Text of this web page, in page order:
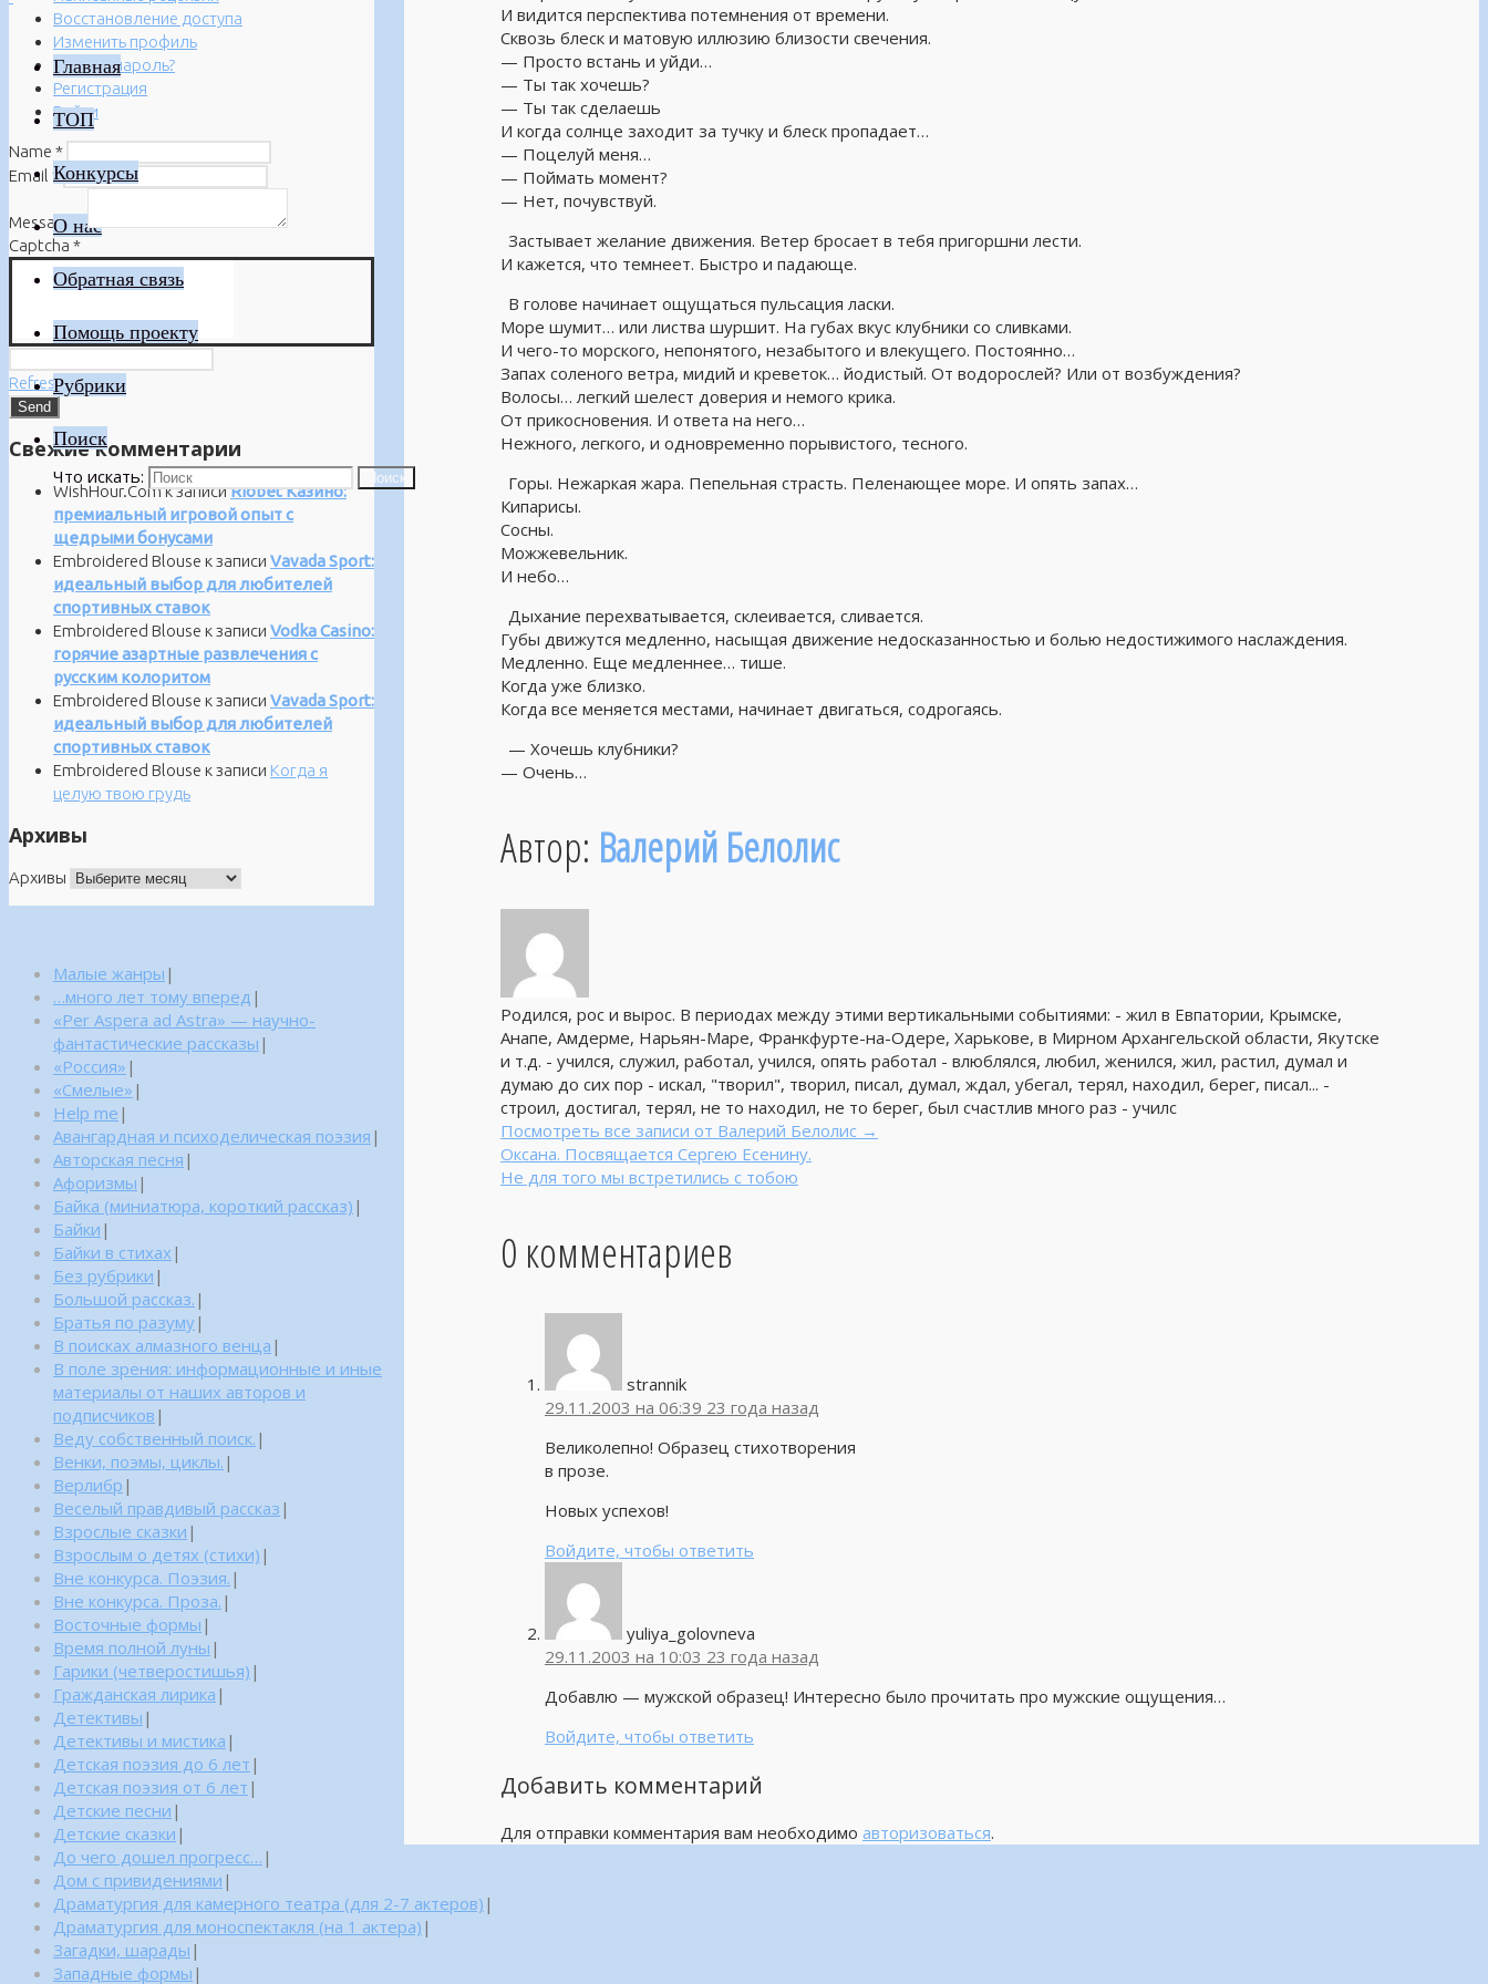
Главная
ТОП
Конкурсы
О нас
Обратная связь
Помощь проекту
Рубрики
Поиск
Что искать: Поиск
И видится перспектива потемнения от времени.
Сквозь блеск и матовую иллюзию близости свечения.
— Просто встань и уйди…
— Ты так хочешь?
— Ты так сделаешь
И когда солнце заходит за тучку и блеск пропадает…
— Поцелуй меня…
— Поймать момент?
— Нет, почувствуй.
Застывает желание движения. Ветер бросает в тебя пригоршни лести.
И кажется, что темнеет. Быстро и падающе.
В голове начинает ощущаться пульсация ласки.
Море шумит… или листва шуршит. На губах вкус клубники со сливками.
И чего-то морского, непонятого, незабытого и влекущего. Постоянно…
Запах соленого ветра, мидий и креветок… йодистый. От водорослей? Или от возбуждения?
Волосы… легкий шелест доверия и немого крика.
От прикосновения. И ответа на него…
Нежного, легкого, и одновременно порывистого, тесного.
Горы. Нежаркая жара. Пепельная страсть. Пеленающее море. И опять запах…
Кипарисы.
Сосны.
Можжевельник.
И небо…
Дыхание перехватывается, склеивается, сливается.
Губы движутся медленно, насыщая движение недосказанностью и болью недостижимого наслаждения.
Медленно. Еще медленнее… тише.
Когда уже близко.
Когда все меняется местами, начинает двигаться, содрогаясь.
— Хочешь клубники?
— Очень…
Автор: Валерий Белолис
Родился, рос и вырос. В периодах между этими вертикальными событиями: - жил в Евпатории, Крымске,
Анапе, Амдерме, Нарьян-Маре, Франкфурте-на-Одере, Харькове, в Мирном Архангельской области, Якутске
и т.д. - учился, служил, работал, учился, опять работал - влюблялся, любил, женился, жил, растил, думал и
думаю до сих пор - искал, "творил", творил, писал, думал, ждал, убегал, терял, находил, берег, писал... -
строил, достигал, терял, не то находил, не то берег, был счастлив много раз - училс
Посмотреть все записи от Валерий Белолис →
Оксана. Посвящается Сергею Есенину.
Не для того мы встретились с тобою
0 комментариев
strannik
29.11.2003 на 06:39 23 года назад
Великолепно! Образец стихотворения
в прозе.
Новых успехов!
Войдите, чтобы ответить
yuliya_golovneva
29.11.2003 на 10:03 23 года назад
Добавлю — мужской образец! Интересно было прочитать про мужские ощущения…
Войдите, чтобы ответить
Добавить комментарий
Для отправки комментария вам необходимо авторизоваться.
Восстановление доступа
Изменить профиль
Забыли пароль?
Регистрация
Войти
Name *
Email *
Message*
Captcha *
Refresh
Свежие комментарии
WishHour.Comк записиRiobet Казино:
премиальный игровой опыт с
щедрыми бонусами
Embroidered Blouse к записи Vavada Sport:
идеальный выбор для любителей
спортивных ставок
Embroidered Blouse к записи Vodka Casino:
горячие азартные развлечения с
русским колоритом
Embroidered Blouse к записи Vavada Sport:
идеальный выбор для любителей
спортивных ставок
Embroidered Blouse к записи Когда я
целую твою грудь
Архивы
Архивы
Малые жанры |
…много лет тому вперед |
«Per Aspera ad Astra» — научно-
фантастические рассказы |
«Россия» |
«Смелые» |
Help me |
Авангардная и психоделическая поэзия |
Авторская песня |
Афоризмы |
Байка (миниатюра, короткий рассказ) |
Байки |
Байки в стихах |
Без рубрики |
Большой рассказ. |
Братья по разуму|
В поисках алмазного венца |
В поле зрения: информационные и иные
материалы от наших авторов и
подписчиков |
Веду собственный поиск. |
Венки, поэмы, циклы. |
Верлибр |
Веселый правдивый рассказ |
Взрослые сказки |
Взрослым о детях (стихи) |
Вне конкурса. Поэзия. |
Вне конкурса. Проза. |
Восточные формы |
Время полной луны |
Гарики (четверостишья) |
Гражданская лирика |
Детективы |
Детективы и мистика |
Детская поэзия до 6 лет |
Детская поэзия от 6 лет |
Детские песни |
Детские сказки |
До чего дошел прогресс… |
Дом с привидениями |
Драматургия для камерного театра (для 2-7 актеров) |
Драматургия для моноспектакля (на 1 актера) |
Загадки, шарады |
Западные формы |